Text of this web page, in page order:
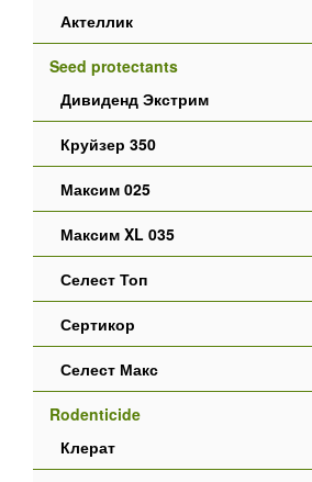
Актеллик
Seed protectants
Дивиденд Экстрим
Круйзер 350
Максим 025
Максим XL 035
Селест Топ
Сертикор
Селест Макс
Rodenticide
Клерат